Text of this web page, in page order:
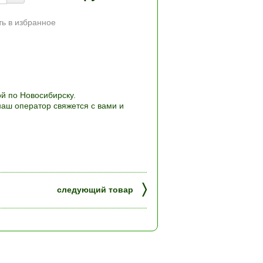
в избранное
по Новосибирску.
оператор свяжется с вами и
следующий товар 〉